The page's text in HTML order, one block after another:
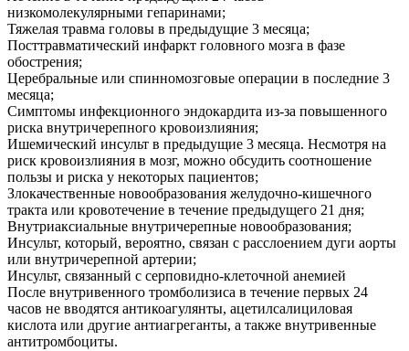
низкомолекулярными гепаринами;
Тяжелая травма головы в предыдущие 3 месяца;
Посттравматический инфаркт головного мозга в фазе
обострения;
Церебральные или спинномозговые операции в последние 3
месяца;
Симптомы инфекционного эндокардита из-за повышенного
риска внутричерепного кровоизлияния;
Ишемический инсульт в предыдущие 3 месяца. Несмотря на
риск кровоизлияния в мозг, можно обсудить соотношение
пользы и риска у некоторых пациентов;
Злокачественные новообразования желудочно-кишечного
тракта или кровотечение в течение предыдущего 21 дня;
Внутриаксиальные внутричерепные новообразования;
Инсульт, который, вероятно, связан с расслоением дуги аорты
или внутричерепной артерии;
Инсульт, связанный с серповидно-клеточной анемией
После внутривенного тромболизиса в течение первых 24
часов не вводятся антикоагулянты, ацетилсалициловая
кислота или другие антиагреганты, а также внутривенные
антитромбоциты.